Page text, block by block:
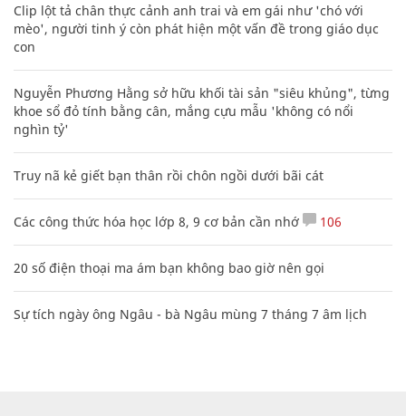
Clip lột tả chân thực cảnh anh trai và em gái như 'chó với
mèo', người tinh ý còn phát hiện một vấn đề trong giáo dục
con
Nguyễn Phương Hằng sở hữu khối tài sản "siêu khủng", từng
khoe sổ đỏ tính bằng cân, mắng cựu mẫu 'không có nổi
nghìn tỷ'
Truy nã kẻ giết bạn thân rồi chôn ngồi dưới bãi cát
Các công thức hóa học lớp 8, 9 cơ bản cần nhớ 106
20 số điện thoại ma ám bạn không bao giờ nên gọi
Sự tích ngày ông Ngâu - bà Ngâu mùng 7 tháng 7 âm lịch